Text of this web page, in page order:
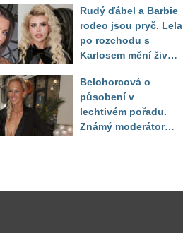
těla
Rudý ďábel a Barbie
rodeo jsou pryč. Lela
po rozchodu s
Karlosem mění život i
Sandeva
Belohorcová o
působení v
lechtivém pořadu.
Známý moderátor